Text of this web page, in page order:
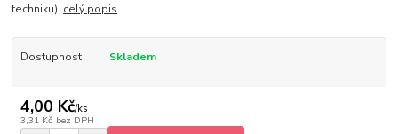
techniku). celý popis
Dostupnost Skladem
4,00 Kč/ks
3,31 Kč bez DPH